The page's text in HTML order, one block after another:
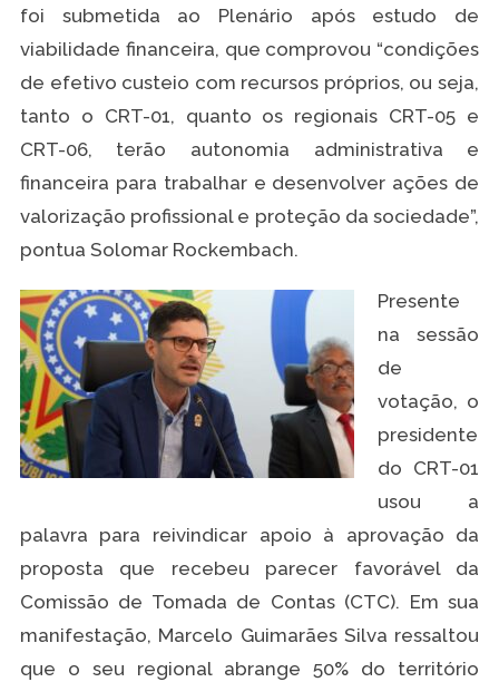
foi submetida ao Plenário após estudo de
viabilidade financeira, que comprovou “condições
de efetivo custeio com recursos próprios, ou seja,
tanto o CRT-01, quanto os regionais CRT-05 e
CRT-06, terão autonomia administrativa e
financeira para trabalhar e desenvolver ações de
valorização profissional e proteção da sociedade”,
pontua Solomar Rockembach.
Presente
na sessão
de
votação, o
presidente
do CRT-01
usou a
palavra para reivindicar apoio à aprovação da
proposta que recebeu parecer favorável da
Comissão de Tomada de Contas (CTC). Em sua
manifestação, Marcelo Guimarães Silva ressaltou
que o seu regional abrange 50% do território